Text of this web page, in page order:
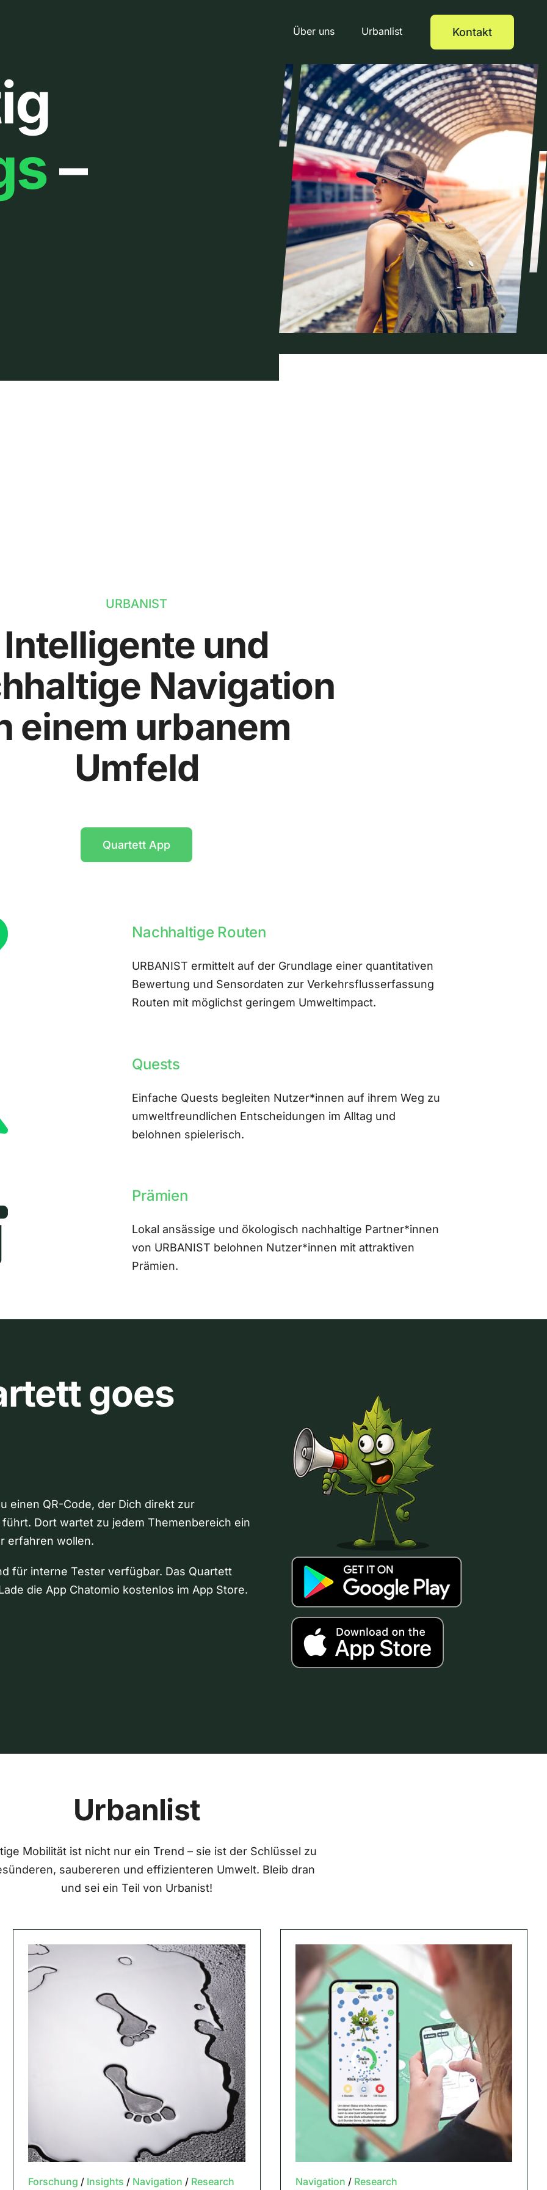
Über uns Urbanlist Kontakt
–
URBANIST
Intelligente und
Navigation
einem urbanem
Umfeld
Quartett App
Nachhaltige Routen
URBANIST ermittelt auf der Grundlage einer quantitativen
Bewertung und Sensordaten zur Verkehrsflusserfassung
Routen mit möglichst geringem Umweltimpact.
Quests
Einfache Quests begleiten Nutzer*innen auf ihrem Weg zu
umweltfreundlichen Entscheidungen im Alltag und
belohnen spielerisch.
Prämien
Lokal ansässige und ökologisch nachhaltige Partner*innen
von URBANIST belohnen Nutzer*innen mit attraktiven
Prämien.
goes
einen QR-Code, der Dich direkt zur
Dort wartet zu jedem Themenbereich ein
erfahren wollen.
für interne Tester verfügbar. Das Quartett
die App Chatomio kostenlos im App Store.
Urbanlist
Mobilität ist nicht nur ein Trend – sie ist der Schlüssel zu
saubereren und effizienteren Umwelt. Bleib dran
und sei ein Teil von Urbanist!
Forschung / Insights / Navigation / Research Navigation / Research